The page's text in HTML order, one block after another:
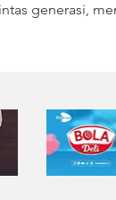
generasi,